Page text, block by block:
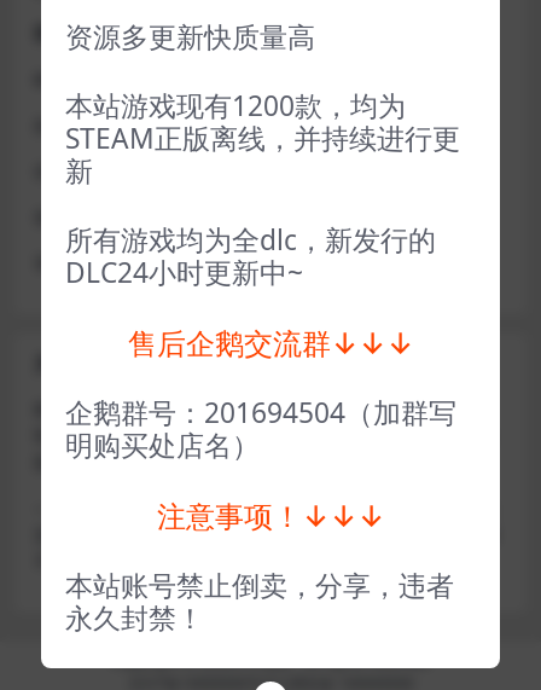
获取方式找企鹅群里的技术客服获取即可
如激活上限需等到隔天早上在线进一次游戏
或者使用网盘版也可解决D加密激活的问题，一样玩
请各位亲们理解
关于密码错误问题
账号密码复制粘贴，注意不要复制到空格了，CTRL+C复
制，或者鼠标右键先复制然后键盘 CTRL+V粘贴，steam改
版了必须键盘粘贴（CTRL+V粘贴）鼠标不能粘贴了
————————————————————–离线模式玩
游戏，在线没存档被顶号，不然没有存档，D加密游戏尽量
京ICP备18888888号京公网安备 188888888
资源多更新快质量高
本站游戏现有1200款，均为
STEAM正版离线，并持续进行更
新
所有游戏均为全dlc，新发行的
DLC24小时更新中~
售后企鹅交流群↓↓↓
企鹅群号：201694504（加群写
明购买处店名）
注意事项！↓↓↓
本站账号禁止倒卖，分享，违者
永久封禁！